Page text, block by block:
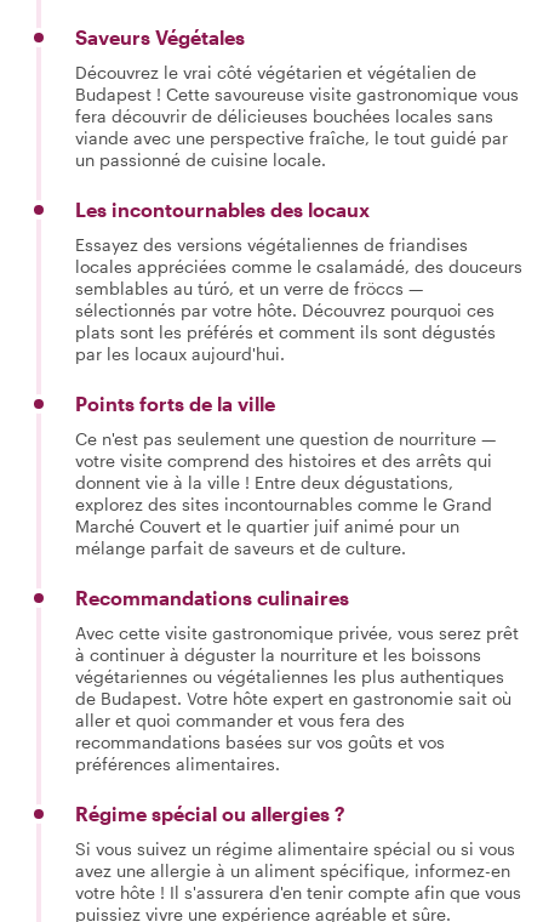
Saveurs Végétales
Découvrez le vrai côté végétarien et végétalien de
Budapest ! Cette savoureuse visite gastronomique vous
fera découvrir de délicieuses bouchées locales sans
viande avec une perspective fraîche, le tout guidé par
un passionné de cuisine locale.
Les incontournables des locaux
Essayez des versions végétaliennes de friandises
locales appréciées comme le csalamádé, des douceurs
semblables au túró, et un verre de fröccs —
sélectionnés par votre hôte. Découvrez pourquoi ces
plats sont les préférés et comment ils sont dégustés
par les locaux aujourd'hui.
Points forts de la ville
Ce n'est pas seulement une question de nourriture —
votre visite comprend des histoires et des arrêts qui
donnent vie à la ville ! Entre deux dégustations,
explorez des sites incontournables comme le Grand
Marché Couvert et le quartier juif animé pour un
mélange parfait de saveurs et de culture.
Recommandations culinaires
Avec cette visite gastronomique privée, vous serez prêt
à continuer à déguster la nourriture et les boissons
végétariennes ou végétaliennes les plus authentiques
de Budapest. Votre hôte expert en gastronomie sait où
aller et quoi commander et vous fera des
recommandations basées sur vos goûts et vos
préférences alimentaires.
Régime spécial ou allergies ?
Si vous suivez un régime alimentaire spécial ou si vous
avez une allergie à un aliment spécifique, informez-en
votre hôte ! Il s'assurera d'en tenir compte afin que vous
puissiez vivre une expérience agréable et sûre.